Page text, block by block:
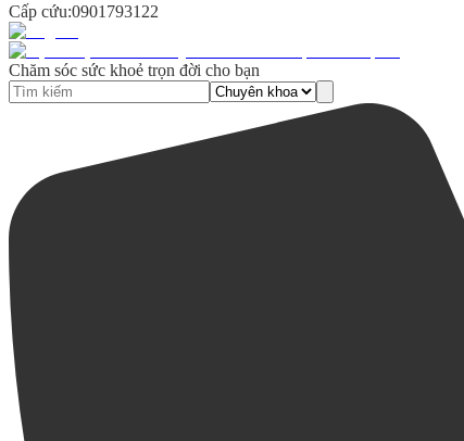
Cấp cứu:0901793122
Chăm sóc sức khoẻ trọn đời cho bạn